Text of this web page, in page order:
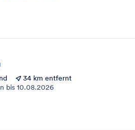
34 km entfernt
bis 10.08.2026